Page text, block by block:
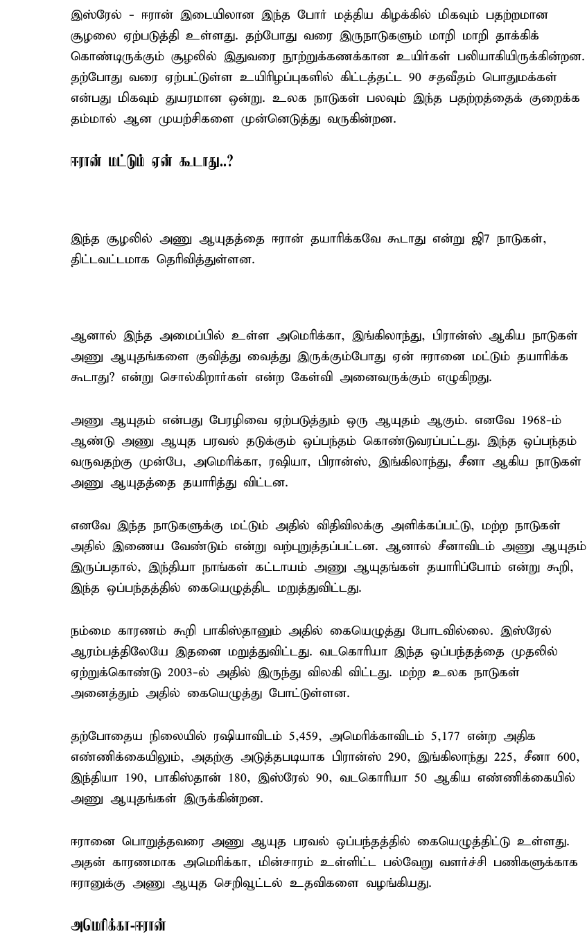
இஸ்ரேல் - ஈரான் இடையிலான இந்த போர் மத்திய கிழக்கில் மிகவும் பதற்றமான
சூழலை ஏற்படுத்தி உள்ளது. தற்போது வரை இருநாடுகளும் மாறி மாறி தாக்கிக்
கொண்டிருக்கும் சூழலில் இதுவரை நூற்றுக்கணக்கான உயிர்கள் பலியாகியிருக்கின்றன.
தற்போது வரை ஏற்பட்டுள்ள உயிரிழப்புகளில் கிட்டத்தட்ட 90 சதவீதம் பொதுமக்கள்
என்பது மிகவும் துயரமான ஒன்று. உலக நாடுகள் பலவும் இந்த பதற்றத்தைக் குறைக்க
தம்மால் ஆன முயற்சிகளை முன்னெடுத்து வருகின்றன.
ஈரான் மட்டும் ஏன் கூடாது..?
இந்த சூழலில் அணு ஆயுதத்தை ஈரான் தயாரிக்கவே கூடாது என்று ஜி7 நாடுகள்,
திட்டவட்டமாக தெரிவித்துள்ளன.
ஆனால் இந்த அமைப்பில் உள்ள அமெரிக்கா, இங்கிலாந்து, பிரான்ஸ் ஆகிய நாடுகள்
அணு ஆயுதங்களை குவித்து வைத்து இருக்கும்போது ஏன் ஈரானை மட்டும் தயாரிக்க
கூடாது? என்று சொல்கிறார்கள் என்ற கேள்வி அனைவருக்கும் எழுகிறது.
அணு ஆயுதம் என்பது பேரழிவை ஏற்படுத்தும் ஒரு ஆயுதம் ஆகும். எனவே 1968-ம்
ஆண்டு அணு ஆயுத பரவல் தடுக்கும் ஒப்பந்தம் கொண்டுவரப்பட்டது. இந்த ஒப்பந்தம்
வருவதற்கு முன்பே, அமெரிக்கா, ரஷியா, பிரான்ஸ், இங்கிலாந்து, சீனா ஆகிய நாடுகள்
அணு ஆயுதத்தை தயாரித்து விட்டன.
எனவே இந்த நாடுகளுக்கு மட்டும் அதில் விதிவிலக்கு அளிக்கப்பட்டு, மற்ற நாடுகள்
அதில் இணைய வேண்டும் என்று வற்புறுத்தப்பட்டன. ஆனால் சீனாவிடம் அணு ஆயுதம்
இருப்பதால், இந்தியா நாங்கள் கட்டாயம் அணு ஆயுதங்கள் தயாரிப்போம் என்று கூறி,
இந்த ஒப்பந்தத்தில் கையெழுத்திட மறுத்துவிட்டது.
நம்மை காரணம் கூறி பாகிஸ்தானும் அதில் கையெழுத்து போடவில்லை. இஸ்ரேல்
ஆரம்பத்திலேயே இதனை மறுத்துவிட்டது. வடகொரியா இந்த ஒப்பந்தத்தை முதலில்
ஏற்றுக்கொண்டு 2003-ல் அதில் இருந்து விலகி விட்டது. மற்ற உலக நாடுகள்
அனைத்தும் அதில் கையெழுத்து போட்டுள்ளன.
தற்போதைய நிலையில் ரஷியாவிடம் 5,459, அமெரிக்காவிடம் 5,177 என்ற அதிக
எண்ணிக்கையிலும், அதற்கு அடுத்தபடியாக பிரான்ஸ் 290, இங்கிலாந்து 225, சீனா 600,
இந்தியா 190, பாகிஸ்தான் 180, இஸ்ரேல் 90, வடகொரியா 50 ஆகிய எண்ணிக்கையில்
அணு ஆயுதங்கள் இருக்கின்றன.
ஈரானை பொறுத்தவரை அணு ஆயுத பரவல் ஒப்பந்தத்தில் கையெழுத்திட்டு உள்ளது.
அதன் காரணமாக அமெரிக்கா, மின்சாரம் உள்ளிட்ட பல்வேறு வளர்ச்சி பணிகளுக்காக
ஈரானுக்கு அணு ஆயுத செறிவூட்டல் உதவிகளை வழங்கியது.
அமெரிக்கா-ஈரான்